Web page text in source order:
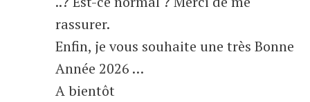
rassurer.
Enfin, je vous souhaite une très Bonne
Année 2026 …
A bientôt